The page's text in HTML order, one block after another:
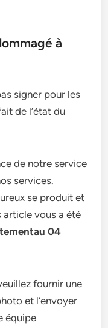
à
signer pour les
de l’état du
de notre service
services.
se produit et
article vous a été
04
fournir une
et l’envoyer
équipe